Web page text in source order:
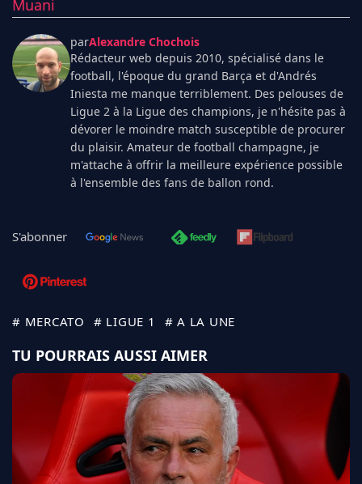
Muani
parAlexandre Chochois
Rédacteur web depuis 2010, spécialisé dans le
football, l'époque du grand Barça et d'Andrés
Iniesta me manque terriblement. Des pelouses de
Ligue 2 à la Ligue des champions, je n'hésite pas à
dévorer le moindre match susceptible de procurer
du plaisir. Amateur de football champagne, je
m'attache à offrir la meilleure expérience possible
à l'ensemble des fans de ballon rond.
S'abonner
# MERCATO # LIGUE 1 # A LA UNE
TU POURRAIS AUSSI AIMER